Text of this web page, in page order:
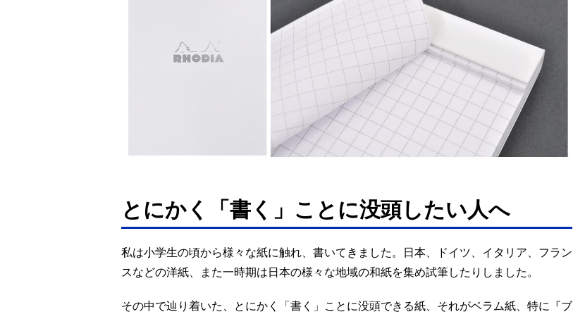
とにかく「書く」ことに没頭したい人へ
私は小学生の頃から様々な紙に触れ、書いてきました。日本、ドイツ、イタリア、フラン
スなどの洋紙、また一時期は日本の様々な地域の和紙を集め試筆したりしました。
その中で辿り着いた、とにかく「書く」ことに没頭できる紙、それがベラム紙、特に『ブ